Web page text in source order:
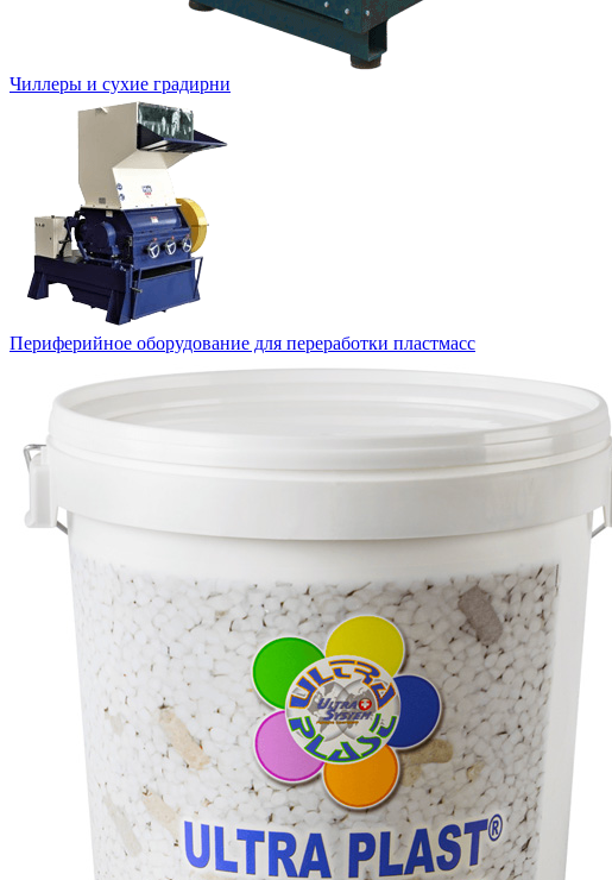
Чиллеры и сухие градирни
Периферийное оборудование для переработки пластмасс